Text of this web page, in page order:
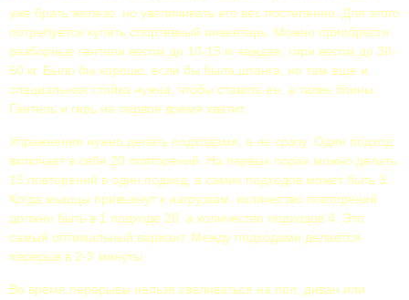
уже брать железо, но увеличивать его вес постепенно. Для этого
потребуется купить спортивный инвентарь. Можно приобрести
разборные гантели весом до 10-15 кг каждая, гири весом до 30-
50 кг. Было бы хорошо, если бы была штанга, но там еще и
специальная стойка нужна, чтобы ставить ее, а также блины.
Гантель и гирь на первое время хватит.
Упражнения нужно делать подходами, а не сразу. Один подход
включает в себя 20 повторений. На первых порах можно делать
15 повторений в один подход, а самих подходов может быть 3.
Когда мышцы привыкнут к нагрузкам, количество повторений
должно быть в 1 подходе 20, а количество подходов 4. Это
самый оптимальный вариант. Между подходами делается
перерыв в 2-3 минуты.
Во время перерывы нельзя сваливаться на пол, диван или